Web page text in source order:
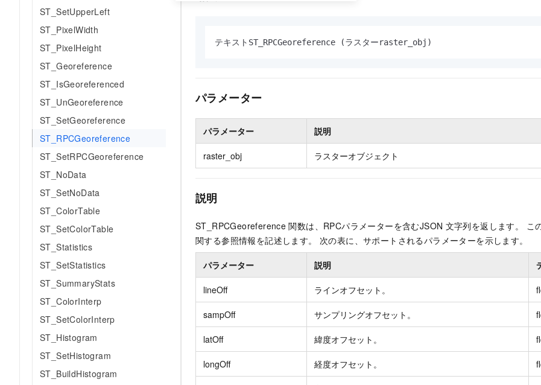
ST_SetUpperLeft
ST_PixelWidth
ST_PixelHeight
ST_Georeference
ST_IsGeoreferenced
ST_UnGeoreference
ST_SetGeoreference
ST_RPCGeoreference
ST_SetRPCGeoreference
ST_NoData
ST_SetNoData
ST_ColorTable
ST_SetColorTable
ST_Statistics
ST_SetStatistics
ST_SummaryStats
ST_ColorInterp
ST_SetColorInterp
ST_Histogram
ST_SetHistogram
ST_BuildHistogram
テキストST_RPCGeoreference (ラスターraster_obj)
パラメーター
パラメーター 説明
raster_obj ラスターオブジェクト
説明
ST_RPCGeoreference 関数は、RPCパラメーターを含むJSON 文字列を返します。 こ
関する参照情報を記述します。 次の表に、サポートされるパラメーターを示します。
パラメーター 説明
lineOff ラインオフセット。
sampOff サンプリングオフセット。
latOff 緯度オフセット。
longOff 経度オフセット。